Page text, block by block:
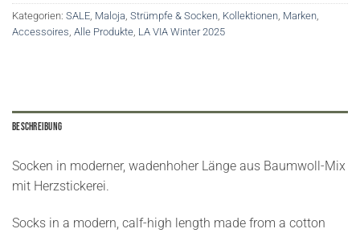
Kategorien: SALE, Maloja, Strümpfe & Socken, Kollektionen, Marken,
Accessoires, Alle Produkte, LA VIA Winter 2025
Beschreibung
Socken in moderner, wadenhoher Länge aus Baumwoll-Mix
mit Herzstickerei.
Socks in a modern, calf-high length made from a cotton